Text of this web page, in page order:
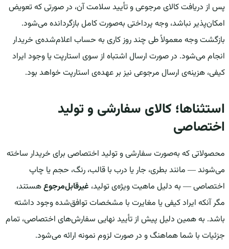
پس از دریافت کالای مرجوعی و تأیید سلامت آن، در صورتی که تعویض
امکان‌پذیر نباشد، وجه پرداختی به‌صورت کامل بازگردانده می‌شود.
بازگشت وجه معمولاً طی چند روز کاری به حساب اعلام‌شده‌ی خریدار
انجام می‌شود. در صورت ارسال اشتباه از سوی استارپت یا وجود ایراد
کیفی، هزینه‌ی ارسال مرجوعی نیز بر عهده‌ی استارپت خواهد بود.
استثناها؛ کالای سفارشی و تولید
اختصاصی
محصولاتی که به‌صورت سفارشی و تولید اختصاصی برای خریدار ساخته
می‌شوند — مانند بطری، جار یا درب با قالب، رنگ، حجم یا چاپ
اختصاصی — به دلیل ماهیت ویژه‌ی تولید، غیرقابل‌مرجوعهستند،
مگر آنکه ایراد کیفی یا مغایرت با مشخصات توافق‌شده وجود داشته
باشد. به همین دلیل پیش از تأیید نهایی سفارش‌های اختصاصی، تمام
جزئیات با شما هماهنگ و در صورت لزوم نمونه ارائه می‌شود.